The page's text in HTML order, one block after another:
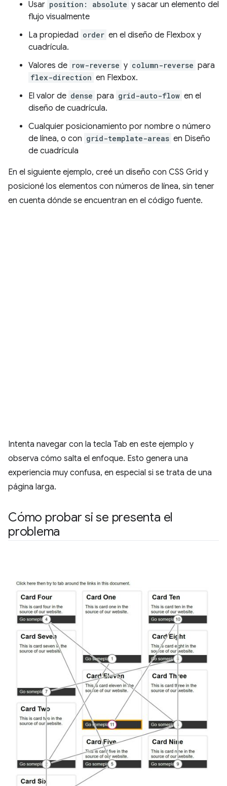
Usar position: absolute y sacar un elemento del
flujo visualmente
La propiedad order en el diseño de Flexbox y
cuadrícula.
Valores de row-reverse y column-reverse para
flex-direction en Flexbox.
El valor de dense para grid-auto-flow en el
diseño de cuadrícula.
Cualquier posicionamiento por nombre o número
de línea, o con grid-template-areas en Diseño
de cuadrícula
En el siguiente ejemplo, creé un diseño con CSS Grid y
posicioné los elementos con números de línea, sin tener
en cuenta dónde se encuentran en el código fuente.
Intenta navegar con la tecla Tab en este ejemplo y
observa cómo salta el enfoque. Esto genera una
experiencia muy confusa, en especial si se trata de una
página larga.
Cómo probar si se presenta el
problema